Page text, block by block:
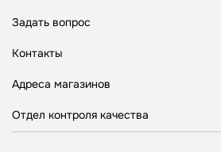
Задать вопрос
Контакты
Адреса магазинов
Отдел контроля качества